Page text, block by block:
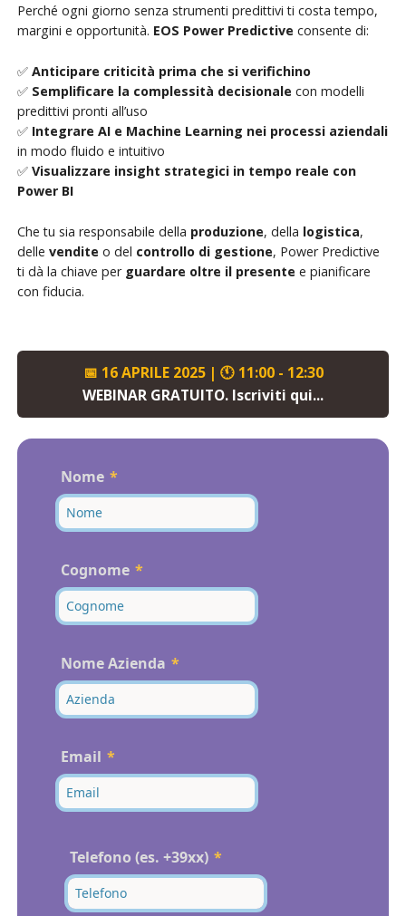
Perché ogni giorno senza strumenti predittivi ti costa tempo,
margini e opportunità. EOS Power Predictive consente di:
✅ Anticipare criticità prima che si verifichino
✅ Semplificare la complessità decisionale con modelli
predittivi pronti all’uso
✅ Integrare AI e Machine Learning nei processi aziendali
in modo fluido e intuitivo
✅ Visualizzare insight strategici in tempo reale con
Power BI
Che tu sia responsabile della produzione, della logistica,
delle vendite o del controllo di gestione, Power Predictive
ti dà la chiave per guardare oltre il presente e pianificare
con fiducia.
📅 16 APRILE 2025 | 🕚 11:00 - 12:30
WEBINAR GRATUITO. Iscriviti qui...
Nome
Cognome
Nome Azienda
Email
Telefono (es. +39xx)